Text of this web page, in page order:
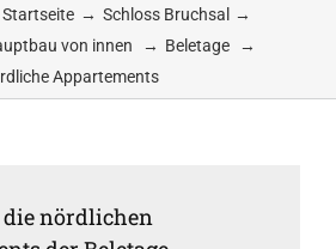
Startseite
Schloss Bruchsal
von innen
Beletage
Appartements
die nördlichen